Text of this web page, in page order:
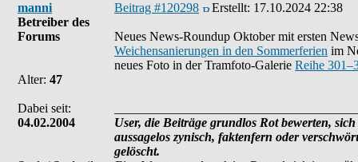
manni
Betreiber des
Forums
Alter: 47
Dabei seit:
04.02.2004
Beitrag #120298 Erstellt: 17.10.2024 22:38
Neues News-Roundup Oktober mit ersten
Weichensanierungen in den Sommerferien im
neues Foto in der Tramfoto-Galerie Reihe
User, die Beiträge grundlos Rot bewerten,
aussagelos zynisch, faktenfern oder
gelöscht.